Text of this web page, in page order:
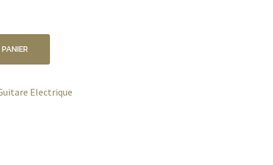
Electrique